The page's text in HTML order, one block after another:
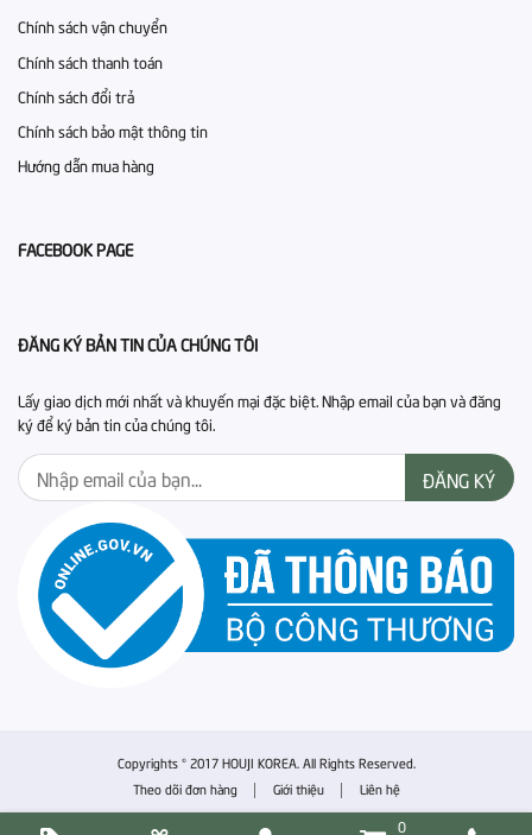
0
Chính sách vận chuyển
Chính sách thanh toán
Chính sách đổi trả
Chính sách bảo mật thông tin
Hướng dẫn mua hàng
FACEBOOK PAGE
ĐĂNG KÝ BẢN TIN CỦA CHÚNG TÔI
Lấy giao dịch mới nhất và khuyến mại đặc biệt. Nhập email của bạn và đăng
ký để ký bản tin của chúng tôi.
ĐĂNG KÝ
Copyrights © 2017 HOUJI KOREA. All Rights Reserved.
Theo dõi đơn hàng
Giới thiệu Liên hệ